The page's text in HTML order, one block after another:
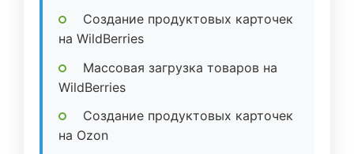
Создание продуктовых карточек
на WildBerries
Массовая загрузка товаров на
WildBerries
Создание продуктовых карточек
на Ozon